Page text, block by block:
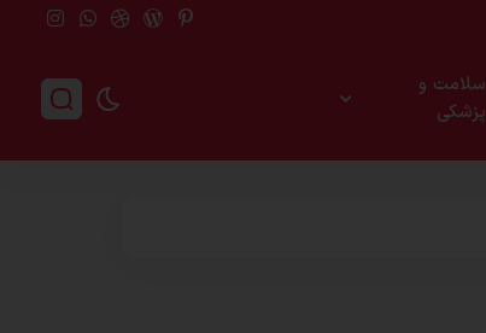
سلامت و
پزشکی